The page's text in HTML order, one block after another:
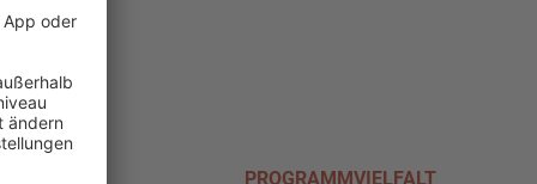
PROGRAMMVIELFALT